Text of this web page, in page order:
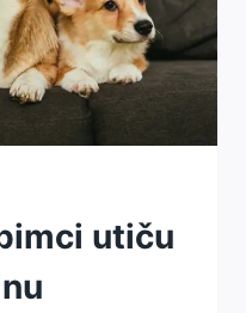
utiču